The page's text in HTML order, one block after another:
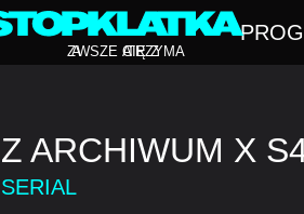
ZAWSZE CIĘ Z
ATRZYMA
Z ARCHIWUM X
SERIAL